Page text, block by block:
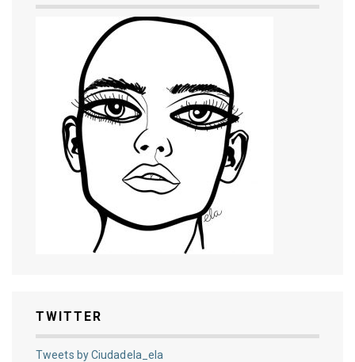
TWITTER
Tweets by Ciudadela_ela